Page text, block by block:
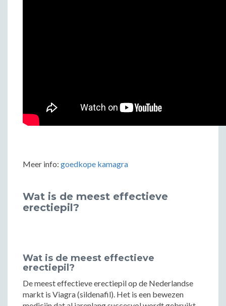
Meer info: goedkope kamagra
Wat is de meest effectieve
erectiepil?
Wat is de meest effectieve
erectiepil?
De meest effectieve erectiepil op de Nederlandse
markt is Viagra (sildenafil). Het is een bewezen